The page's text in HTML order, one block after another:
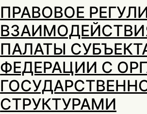
ПРАВОВОЕ
ПАЛАТЫ
ФЕДЕРАЦИИ С
СТРУКТУРАМИ